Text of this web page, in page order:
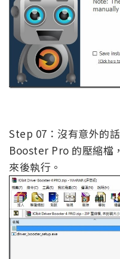
Step 07：沒有意外的
Booster Pro 的壓縮檔
來後執行。